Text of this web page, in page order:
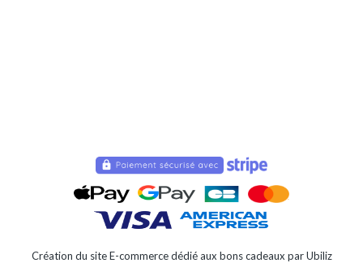
Création du site E-commerce dédié aux bons cadeaux par Ubiliz